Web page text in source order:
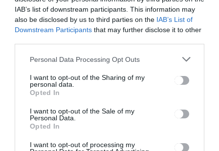
IAB’s list of downstream participants. This information may
also be disclosed by us to third parties on the IAB’s List of
Downstream Participants that may further disclose it to other
Personal Data Processing Opt Outs
I want to opt-out of the Sharing of my
personal data.
Opted In
I want to opt-out of the Sale of my
Personal Data.
Opted In
I want to opt-out of processing my
Gedeon Richter, illetve a Székely
Csürke. „A kapu nyitva áll
ugyanakkor más vállalkozások
számára is. Bárki, aki szívesen részt
venne a turnén, az keresse rádiónk
munkatársait, hiszen nagyon
állítottunk össze a vállalkozások
számára” – mondta Fleisz Emőke,
profitálhatnak egy-egy ilyen nagy
volumenű kitelepülésből – amely
reklámcsomagot is biztosítunk.